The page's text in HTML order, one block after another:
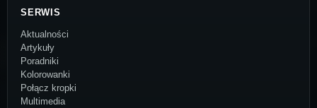
SERWIS
Aktualności
Artykuły
Poradniki
Kolorowanki
Połącz kropki
Multimedia